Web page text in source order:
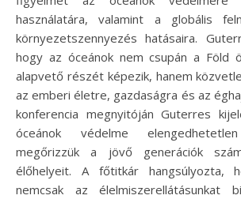
használatára, valamint a globális
környezetszennyezés hatásaira.
hogy az óceánok nem csupán a Föld
alapvető részét képezik, hanem
az emberi életre, gazdaságra és az
konferencia megnyitóján Guterres
óceánok védelme
megőrizzük a jövő generációk
élőhelyeit. A főtitkár hangsúlyozta,
nemcsak az élelmiszerellátásunkat